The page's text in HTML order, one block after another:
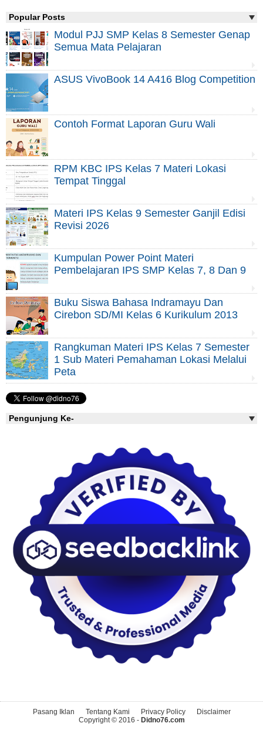
Popular Posts
Modul PJJ SMP Kelas 8 Semester Genap
Semua Mata Pelajaran
ASUS VivoBook 14 A416 Blog Competition
Contoh Format Laporan Guru Wali
RPM KBC IPS Kelas 7 Materi Lokasi
Tempat Tinggal
Materi IPS Kelas 9 Semester Ganjil Edisi
Revisi 2026
Kumpulan Power Point Materi
Pembelajaran IPS SMP Kelas 7, 8 Dan 9
Buku Siswa Bahasa Indramayu Dan
Cirebon SD/MI Kelas 6 Kurikulum 2013
Rangkuman Materi IPS Kelas 7 Semester
1 Sub Materi Pemahaman Lokasi Melalui
Peta
Pengunjung Ke-
Pasang Iklan Tentang Kami Privacy Policy
Disclaimer
Copyright © 2016 - Didno76.com